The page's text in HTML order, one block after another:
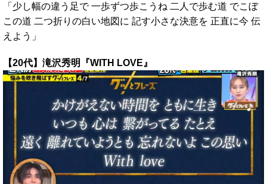
「少し幅の違う足で 一歩ずつ歩こうね 二人で歩む道 でこぼ
この道 二つ折りの白い地図に 記す小さな決意を 正直に今 伝
えよう」
【20代】滝沢秀明『WITH LOVE』